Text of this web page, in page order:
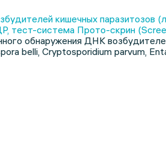
кишечных паразитозов
тест-система Прото-скрин
обнаружения ДНК
belli, Cryptosporidium parvum,